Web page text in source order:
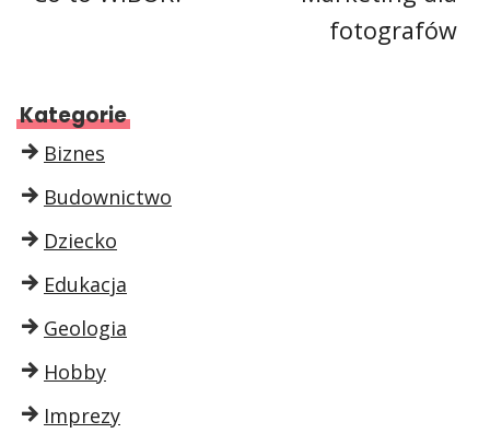
fotografów
Kategorie
Biznes
Budownictwo
Dziecko
Edukacja
Geologia
Hobby
Imprezy